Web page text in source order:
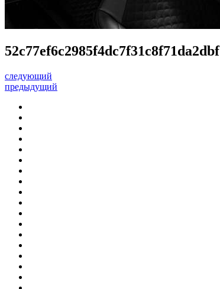
52c77ef6c2985f4dc7f31c8f71da2dbf
следующий
предыдущий